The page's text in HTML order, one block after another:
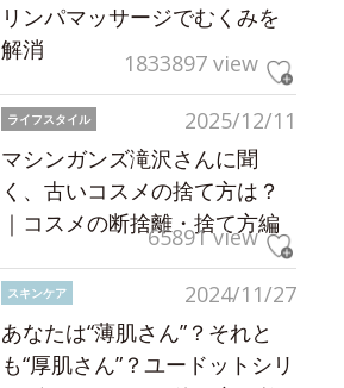
リンパマッサージでむくみを
解消
1833897 view
2025/12/11
ライフスタイル
マシンガンズ滝沢さんに聞
く、古いコスメの捨て方は？
｜コスメの断捨離・捨て方編
65891 view
2024/11/27
スキンケア
あなたは“薄肌さん”？それと
も“厚肌さん”？ユードットシリ